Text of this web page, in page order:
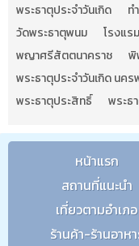
พระธาตุประจำวันเกิด
ท
วัดพระธาตุพนม
โรงแ
พญาศรีสัตตนาคราช
พระธาตุประจำวันเกิด นค
พระธาตุประสิทธิ์
พระธ
หน้าแรก
สถานที่แนะนำ
เที่ยวตามอำเภอ
ร้านค้า-ร้านอาห